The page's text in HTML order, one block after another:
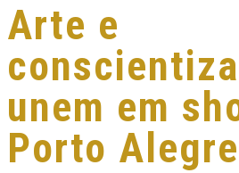
Arte e
unem em
Porto Alegre